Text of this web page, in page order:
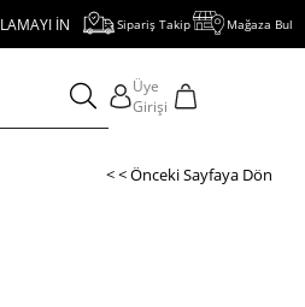
1000 TL VE ÜZERİ ALIŞVERİŞE 250 TL
Sipariş Takip Mağaza Bul
Üye
Girişi
< < Önceki Sayfaya Dön